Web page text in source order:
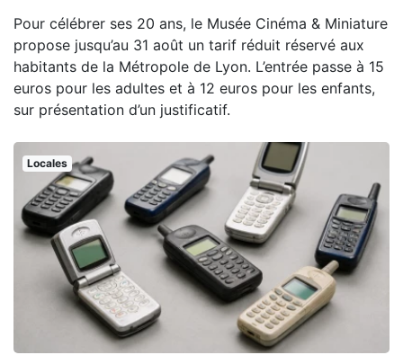
Pour célébrer ses 20 ans, le Musée Cinéma & Miniature
propose jusqu’au 31 août un tarif réduit réservé aux
habitants de la Métropole de Lyon. L’entrée passe à 15
euros pour les adultes et à 12 euros pour les enfants,
sur présentation d’un justificatif.
Locales